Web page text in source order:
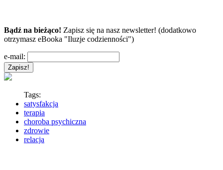
Bądź na bieżąco! Zapisz się na nasz newsletter! (dodatkowo
otrzymasz eBooka "Iluzje codzienności")
e-mail:
Tags:
satysfakcja
terapia
choroba psychiczna
zdrowie
relacja